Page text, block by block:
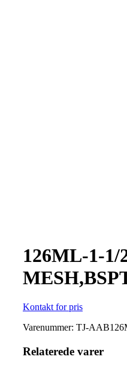
126ML-1-1/
Kontakt for pris
Varenummer: TJ-
Relaterede varer